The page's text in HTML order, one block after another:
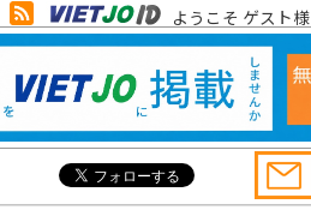
ようこそ ゲスト様